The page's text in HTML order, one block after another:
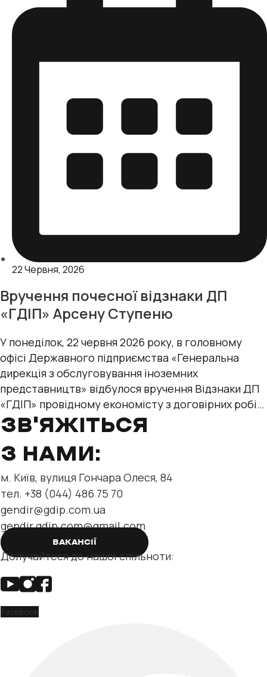
22 Червня, 2026
Вручення почесної відзнаки ДП
«ГДІП» Арсену Ступеню
У понеділок, 22 червня 2026 року, в головному
офісі Державного підприємства «Генеральна
дирекція з обслуговування іноземних
представництв» відбулося вручення Відзнаки ДП
«ГДІП» провідному економісту з договірних робіт
відділу нерухомості та
ЗВ'ЯЖІТЬСЯ
З НАМИ:
м. Київ, вулиця Гончара Олеся, 84
тел. +38 (044) 486 75 70
gendir@gdip.com.ua
gendir.gdip.com@gmail.com
ВАКАНСІЇ
Долучайтеся до нашої спільноти:
Facebook